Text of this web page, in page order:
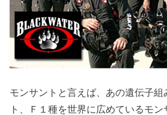
モンサントと言えば、あの遺伝子組
ト、Ｆ１種を世界に広めているモン